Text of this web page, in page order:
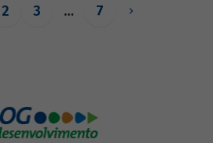
bancos de desenvolvimento, comparando
2 3 … 7